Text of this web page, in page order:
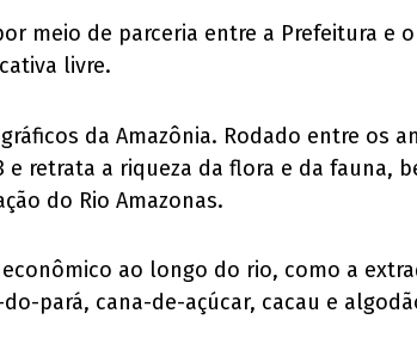
meio de parceria entre a Prefeitura e
livre.
da Amazônia. Rodado entre os
retrata a riqueza da flora e da fauna,
do Rio Amazonas.
ao longo do rio, como a
pará, cana-de-açúcar, cacau e